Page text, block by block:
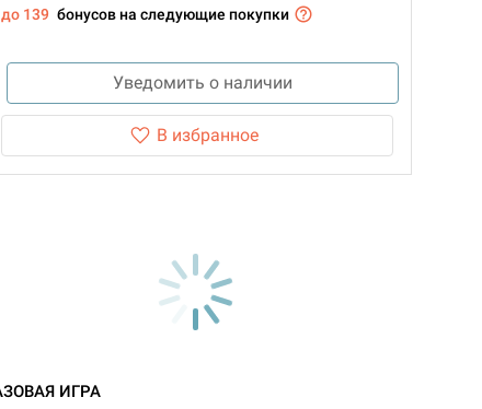
до 139 бонусов на следующие покупки
Уведомить о наличии
В избранное
ИГРА